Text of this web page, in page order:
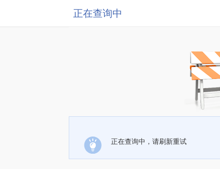
正在查询中
正在查询中，请刷新重试